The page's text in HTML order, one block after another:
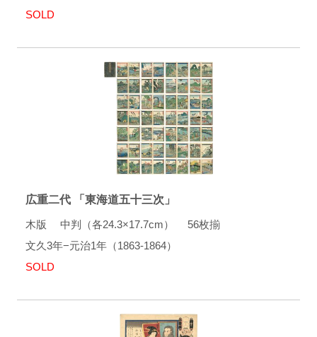
SOLD
広重二代 「東海道五十三次」
木版 中判（各24.3×17.7cm） 56枚揃
文久3年−元治1年（1863-1864）
SOLD